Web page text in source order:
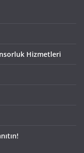
Hizmetleri